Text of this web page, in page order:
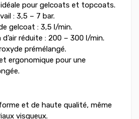
idéale pour gelcoats et topcoats.
: 3,5 – 7 bar.
gelcoat : 3,5 l/min.
réduite : 200 – 300 l/min.
prémélangé.
ergonomique pour une
et de haute qualité, même
visqueux.